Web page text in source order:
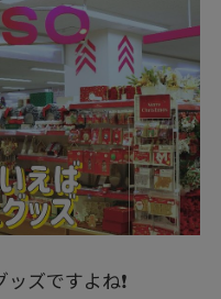
ズですよね❗